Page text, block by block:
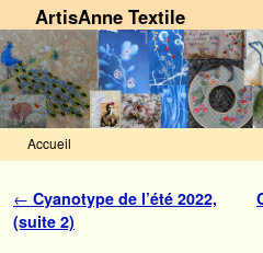
ArtisAnne Textile
Accueil
Navigation des articles
← Cyanotype de l’été 2022,
(suite 2)